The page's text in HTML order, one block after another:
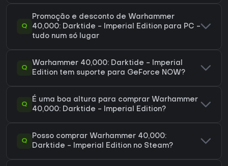
Q
Promoção e desconto de Warhammer
40,000: Darktide - Imperial Edition para PC -
tudo num só lugar
Q
Warhammer 40,000: Darktide - Imperial
Edition tem suporte para GeForce NOW?
Q
É uma boa altura para comprar Warhammer
40,000: Darktide - Imperial Edition?
Q
Posso comprar Warhammer 40,000:
Darktide - Imperial Edition no Steam?